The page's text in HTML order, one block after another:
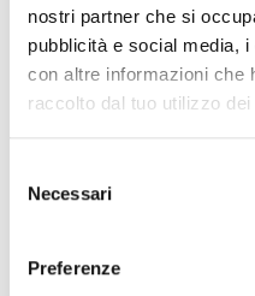
nostri partner che si
pubblicità e social media,
con altre informazioni che
raccolto dal tuo utilizzo
delNecessari
Preferenze
Dai nuova vita ai tuoi
pratico di riparazione